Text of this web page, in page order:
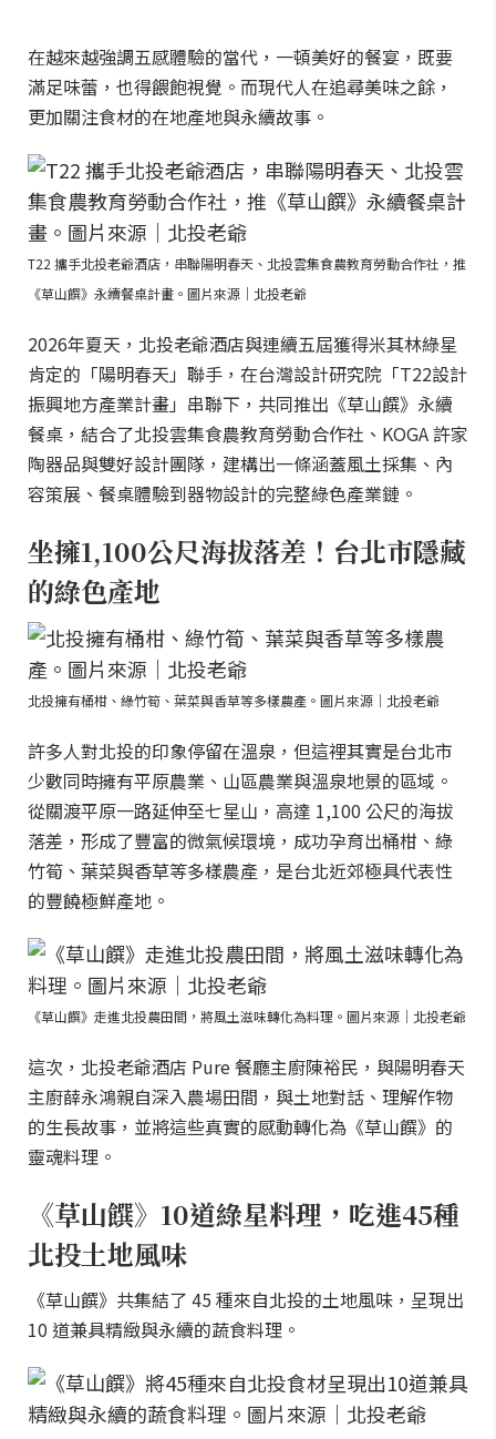
在越來越強調五感體驗的當代，一頓美好的餐宴，既要
滿足味蕾，也得餵飽視覺。而現代人在追尋美味之餘，
更加關注食材的在地產地與永續故事。
T22 攜手北投老爺酒店，串聯陽明春天、北投雲集食農教育勞動合作社，推
《草山饌》永續餐桌計畫。圖片來源｜北投老爺
2026年夏天，北投老爺酒店與連續五屆獲得米其林綠星
肯定的「陽明春天」聯手，在台灣設計研究院「T22設計
振興地方產業計畫」串聯下，共同推出《草山饌》永續
餐桌，結合了北投雲集食農教育勞動合作社、KOGA 許家
陶器品與雙好設計團隊，建構出一條涵蓋風土採集、內
容策展、餐桌體驗到器物設計的完整綠色產業鏈。
坐擁1,100公尺海拔落差！台北市隱藏
的綠色產地
北投擁有桶柑、綠竹筍、葉菜與香草等多樣農產。圖片來源｜北投老爺
許多人對北投的印象停留在溫泉，但這裡其實是台北市
少數同時擁有平原農業、山區農業與溫泉地景的區域。
從關渡平原一路延伸至七星山，高達 1,100 公尺的海拔
落差，形成了豐富的微氣候環境，成功孕育出桶柑、綠
竹筍、葉菜與香草等多樣農產，是台北近郊極具代表性
的豐饒極鮮產地。
《草山饌》走進北投農田間，將風土滋味轉化為料理。圖片來源｜北投老爺
這次，北投老爺酒店 Pure 餐廳主廚陳裕民，與陽明春天
主廚薛永鴻親自深入農場田間，與土地對話、理解作物
的生長故事，並將這些真實的感動轉化為《草山饌》的
靈魂料理。
《草山饌》10道綠星料理，吃進45種
北投土地風味
《草山饌》共集結了 45 種來自北投的土地風味，呈現出
10 道兼具精緻與永續的蔬食料理。